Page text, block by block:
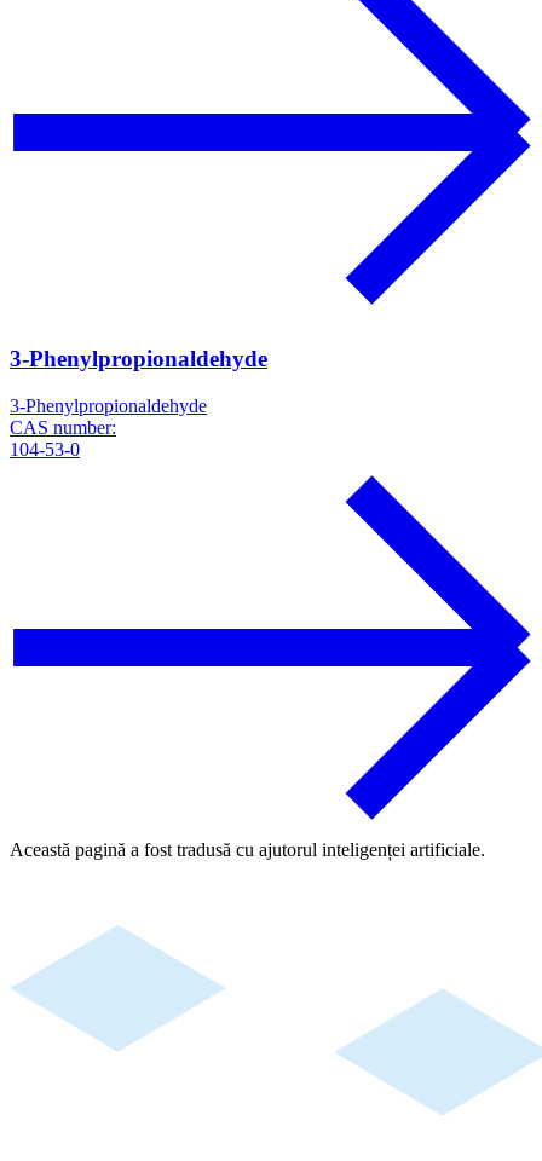
3-Phenylpropionaldehyde
3-Phenylpropionaldehyde
CAS number:
104-53-0
Această pagină a fost tradusă cu ajutorul inteligenței artificiale.